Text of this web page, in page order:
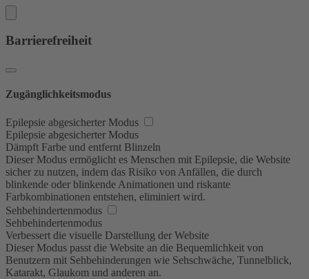
Barrierefreiheit
Zugänglichkeitsmodus
Epilepsie abgesicherter Modus
Epilepsie abgesicherter Modus
Dämpft Farbe und entfernt Blinzeln
Dieser Modus ermöglicht es Menschen mit Epilepsie, die Website
sicher zu nutzen, indem das Risiko von Anfällen, die durch
blinkende oder blinkende Animationen und riskante
Farbkombinationen entstehen, eliminiert wird.
Sehbehindertenmodus
Sehbehindertenmodus
Verbessert die visuelle Darstellung der Website
Dieser Modus passt die Website an die Bequemlichkeit von
Benutzern mit Sehbehinderungen wie Sehschwäche, Tunnelblick,
Katarakt, Glaukom und anderen an.